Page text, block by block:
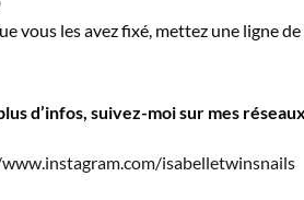
vous les avez fixé, mettez une ligne
d’infos, suivez-moi sur mes
isabelletwinsnails